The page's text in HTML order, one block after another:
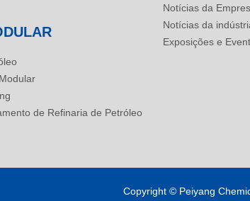
de Refinaria de Petróleo
Notícias da
Notícias da
Exposições e
Copyright © Peiyang